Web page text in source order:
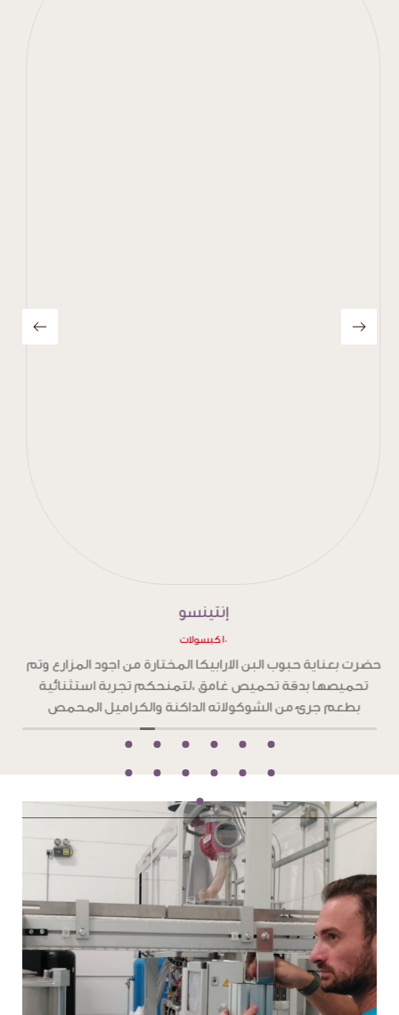
إنتينسو
١٠ كبسولات
حضرت بعناية حبوب البن الارابيكا المختارة من اجود المزارع وتم
تحميصها بدقة تحميص غامق ،لتمنحكم تجربة استثنائية
بطعم جرئ من الشوكولاته الداكنة والكراميل المحمص